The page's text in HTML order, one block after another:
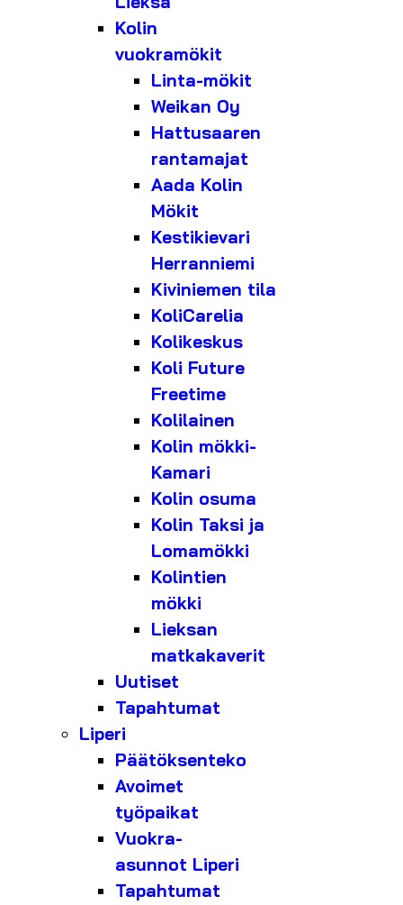
Kolin
vuokramökit
Linta-mökit
Weikan Oy
Hattusaaren
rantamajat
Aada Kolin
Mökit
Kestikievari
Herranniemi
Kiviniemen tila
KoliCarelia
Kolikeskus
Koli Future
Freetime
Kolilainen
Kolin mökki-
Kamari
Kolin osuma
Kolin Taksi ja
Lomamökki
Kolintien
mökki
Lieksan
matkakaverit
Uutiset
Tapahtumat
Liperi
Päätöksenteko
Avoimet
työpaikat
Vuokra-
asunnot Liperi
Tapahtumat